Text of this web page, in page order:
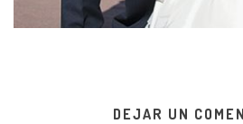
DEJAR UN